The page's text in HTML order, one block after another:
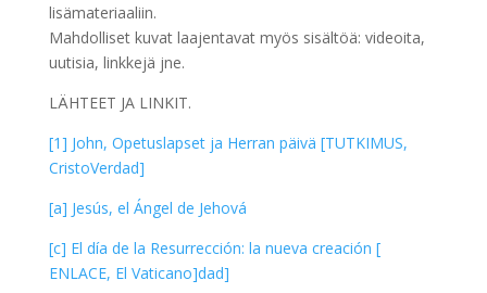
lisämateriaaliin.
Mahdolliset kuvat laajentavat myös sisältöä: videoita,
uutisia, linkkejä jne.
LÄHTEET JA LINKIT.
[1] John, Opetuslapset ja Herran päivä [TUTKIMUS,
CristoVerdad]
[a] Jesús, el Ángel de Jehová
[c] El día de la Resurrección: la nueva creación [
ENLACE, El Vaticano]dad]